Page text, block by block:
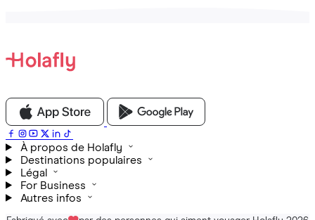
À propos de Holafly
Destinations populaires
Légal
For Business
Autres infos